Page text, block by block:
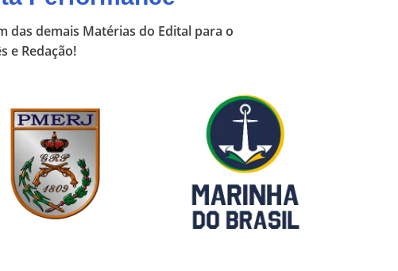
das demais Matérias do Edital para o
e Redação!